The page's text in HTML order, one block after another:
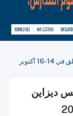
معرض "بيغ 5 كونستركت" و"إندكس ديزاين قطر" ينطلق في 14-16 أكتوبر
ديزاين